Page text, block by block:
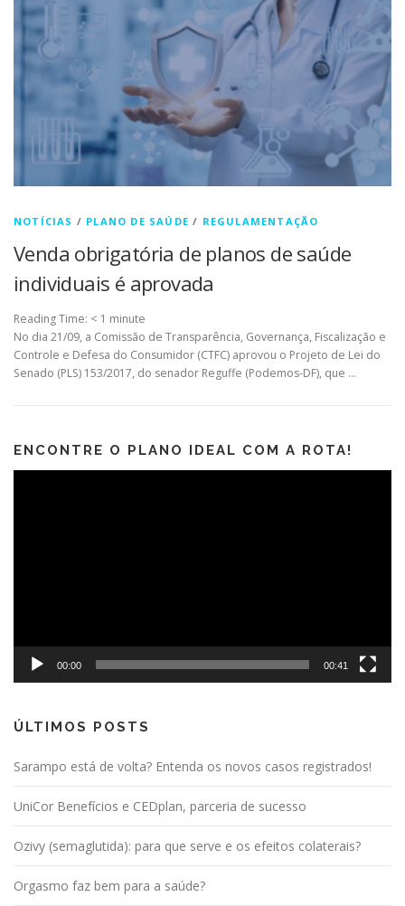
NOTÍCIAS / PLANO DE SAÚDE / REGULAMENTAÇÃO
Venda obrigatória de planos de saúde
individuais é aprovada
Reading Time: < 1 minute
No dia 21/09, a Comissão de Transparência, Governança, Fiscalização e
Controle e Defesa do Consumidor (CTFC) aprovou o Projeto de Lei do
Senado (PLS) 153/2017, do senador Reguffe (Podemos-DF), que …
ENCONTRE O PLANO IDEAL COM A ROTA!
00:00 00:41
ÚLTIMOS POSTS
Sarampo está de volta? Entenda os novos casos registrados!
UniCor Benefícios e CEDplan, parceria de sucesso
Ozivy (semaglutida): para que serve e os efeitos colaterais?
Orgasmo faz bem para a saúde?